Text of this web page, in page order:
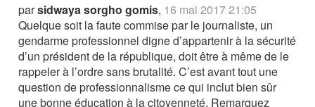
parsidwaya sorgho gomis, 16 mai 2017 21:05
Quelque soit la faute commise par le journaliste, un
gendarme professionnel digne d’appartenir à la sécurité
d’un président de la république, doit être à même de le
rappeler à l’ordre sans brutalité. C’est avant tout une
question de professionnalisme ce qui inclut bien sûr
une bonne éducation à la citoyenneté. Remarquez